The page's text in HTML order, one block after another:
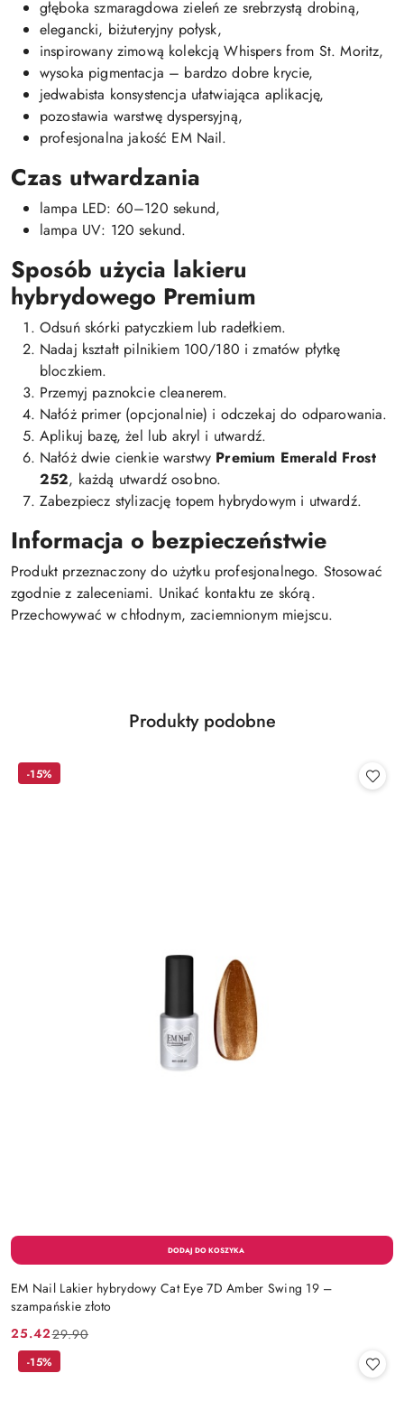
głęboka szmaragdowa zieleń ze srebrzystą drobiną,
elegancki, biżuteryjny połysk,
inspirowany zimową kolekcją Whispers from St. Moritz,
wysoka pigmentacja – bardzo dobre krycie,
jedwabista konsystencja ułatwiająca aplikację,
pozostawia warstwę dyspersyjną,
profesjonalna jakość EM Nail.
Czas utwardzania
lampa LED: 60–120 sekund,
lampa UV: 120 sekund.
Sposób użycia lakieru
hybrydowego Premium
Odsuń skórki patyczkiem lub radełkiem.
Nadaj kształt pilnikiem 100/180 i zmatów płytkę
bloczkiem.
Przemyj paznokcie cleanerem.
Nałóż primer (opcjonalnie) i odczekaj do odparowania.
Aplikuj bazę, żel lub akryl i utwardź.
Nałóż dwie cienkie warstwy Premium Emerald Frost
252, każdą utwardź osobno.
Zabezpiecz stylizację topem hybrydowym i utwardź.
Informacja o bezpieczeństwie
Produkt przeznaczony do użytku profesjonalnego. Stosować
zgodnie z zaleceniami. Unikać kontaktu ze skórą.
Przechowywać w chłodnym, zaciemnionym miejscu.
Pomiń karuzelę produktów
Produkty
Produkty podobne
EM Nail Lakier hybrydowy Cat Eye 7D Amber Swing 19 –
szampańskie złoto
Cena
promocyjna:
25.42
Cena
przed
29.90
-15%
-15%